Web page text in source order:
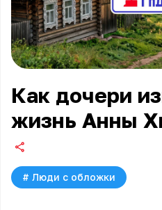
Как дочери
жизнь Анны
# Люди с обложки